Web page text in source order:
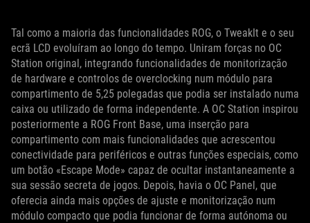
Tal como a maioria das funcionalidades ROG, o TweakIt e o seu
ecrã LCD evoluíram ao longo do tempo. Uniram forças no OC
Station original, integrando funcionalidades de monitorização
de hardware e controlos de overclocking num módulo para
compartimento de 5,25 polegadas que podia ser instalado numa
caixa ou utilizado de forma independente. A OC Station inspirou
posteriormente a ROG Front Base, uma inserção para
compartimento com mais funcionalidades que acrescentou
conectividade para periféricos e outras funções especiais, como
um botão «Escape Mode» capaz de ocultar instantaneamente a
sua sessão secreta de jogos. Depois, havia o OC Panel, que
oferecia ainda mais opções de ajuste e monitorização num
módulo compacto que podia funcionar de forma autónoma ou